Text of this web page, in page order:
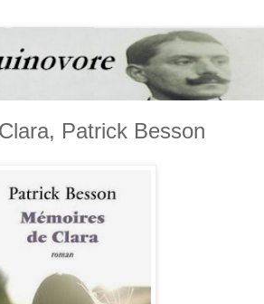
Patrick Besson